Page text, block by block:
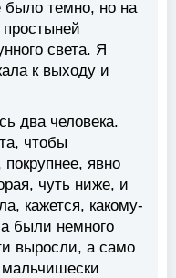
было темно, но на
света. Я
к выходу и
два человека.
чтобы
явно
чуть ниже, и
кажется, какому-
были немного
выросли, а само